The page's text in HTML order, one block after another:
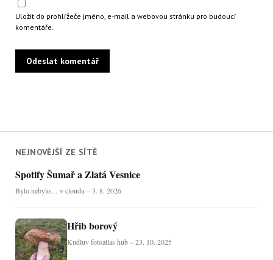
NEJNOVĚJŠÍ ZE SÍTĚ
Spotify Šumař a Zlatá Vesnice
Bylo nebylo… v cloudu – 3. 8. 2026
Hřib borový
Kudluv fotoatlas hub – 23. 10. 2025
Uložit do prohlížeče jméno, e-mail a webovou stránku pro budoucí
komentáře.